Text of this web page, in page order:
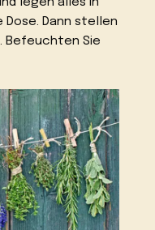
Dann stellen
Befeuchten Sie